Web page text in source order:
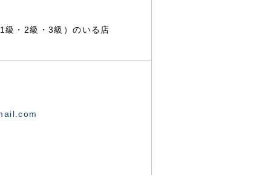
・2級・3級）のいる店